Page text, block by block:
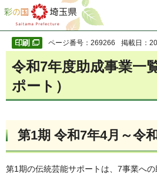
彩の国 埼玉県
ページ番号：269266 掲載日：
令和7年度助成事業一
ポート）
第1期 令和7年4月～令
第1期の伝統芸能サポートは、7事業への